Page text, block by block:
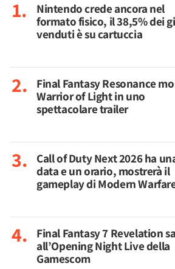
Nintendo crede ancora nel
formato fisico, il 38,5% dei
venduti è su cartuccia
Final Fantasy Resonance
Warrior of Light in uno
spettacolare trailer
Call of Duty Next 2026 ha
data e un orario, mostrerà il
gameplay di Modern
Final Fantasy 7 Revelation
all’Opening Night Live della
Gamescom